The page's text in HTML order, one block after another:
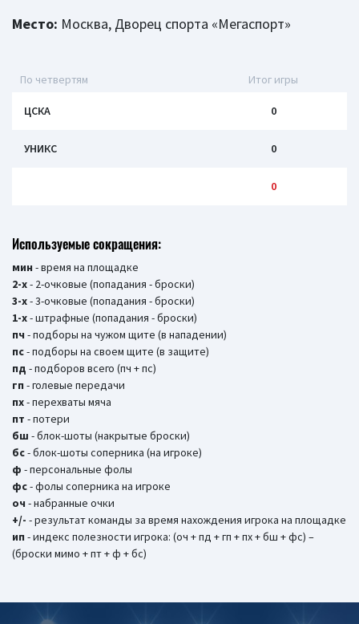
Место: Москва, Дворец спорта «Мегаспорт»
По четвертям Итог игры
ЦСКА 0
УНИКС 0
0
Используемые сокращения:
мин - время на площадке
2-х- 2-очковые (попадания - броски)
3-х- 3-очковые (попадания - броски)
1-х- штрафные (попадания - броски)
пч - подборы на чужом щите (в нападении)
пс- подборы на своем щите (в защите)
пд - подборов всего (пч + пс)
гп - голевые передачи
пх- перехваты мяча
пт - потери
бш - блок-шоты (накрытые броски)
бc- блок-шоты соперника (на игроке)
ф - персональные фолы
фс- фолы соперника на игроке
оч - набранные очки
+/- - результат команды за время нахождения игрока на площадке
ип - индекс полезности игрока: (оч + пд + гп + пх + бш + фс) –
(броски мимо + пт + ф + бс)